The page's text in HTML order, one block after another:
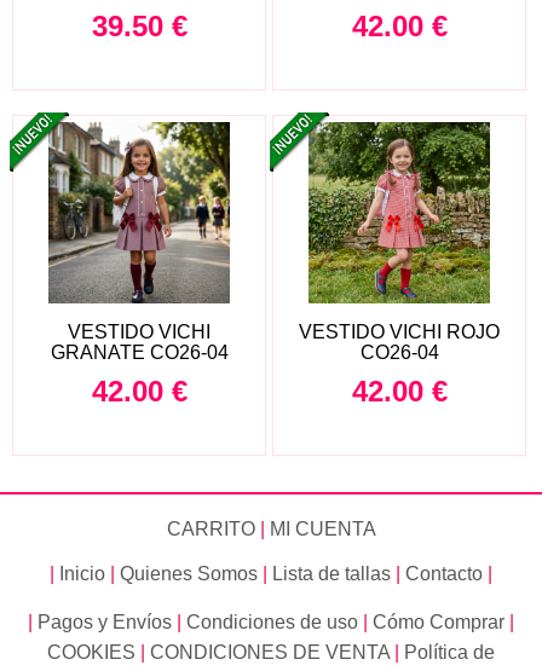
39.50€ 42.00€
VESTIDO VICHI
GRANATE CO26-04
42.00€
VESTIDO VICHI ROJO
CO26-04
42.00€
CARRITO| MI CUENTA
Inicio Quienes Somos Lista de tallas Contacto
Pagos y Envíos Condiciones de uso Cómo Comprar
COOKIES
CONDICIONES DE VENTA
Política de